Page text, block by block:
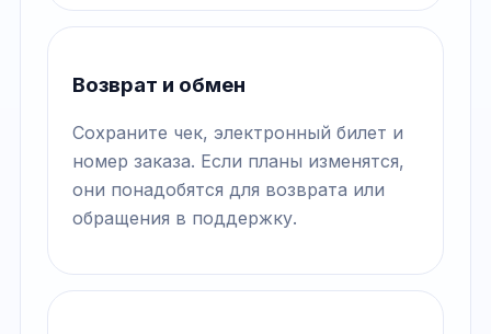
Возврат и обмен
Сохраните чек, электронный билет и
номер заказа. Если планы изменятся,
они понадобятся для возврата или
обращения в поддержку.